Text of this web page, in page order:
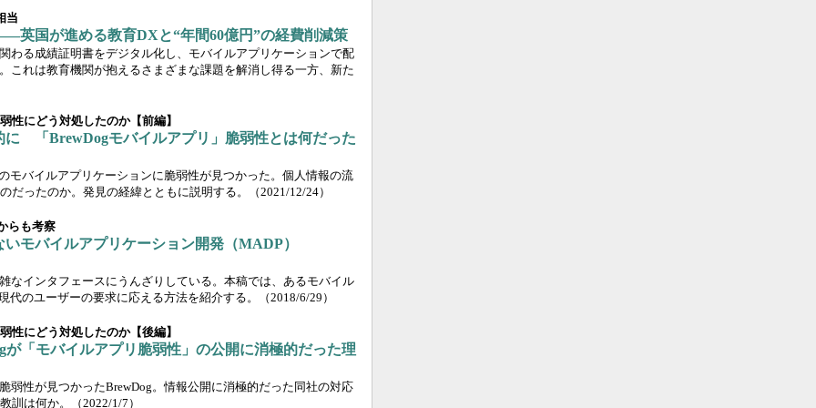
当
英国が進める教育DXと“年間60億円”の経費削減策
わる成績証明書をデジタル化し、モバイルアプリケーションで配
これは教育機関が抱えるさまざまな課題を解消し得る一方、新た
性にどう対処したのか【前編】
に 「BrewDogモバイルアプリ」脆弱性とは何だった
モバイルアプリケーションに脆弱性が見つかった。個人情報の流
だったのか。発見の経緯とともに説明する。
（2021/12/24）
らも考察
モバイルアプリケーション開発（MADP）
なインタフェースにうんざりしている。本稿では、あるモバイル
のユーザーの要求に応える方法を紹介する。
（2018/6/29）
性にどう対処したのか【後編】
が「モバイルアプリ脆弱性」の公開に消極的だった理
弱性が見つかったBrewDog。情報公開に消極的だった同社の対応
訓は何か。
（2022/1/7）